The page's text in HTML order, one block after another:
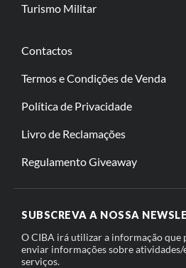
Turismo Militar
Contactos
Termos e Condições de Venda
Política de Privacidade
Livro de Reclamações
Regulamento Giveaway
SUBSCREVA A NOSSA
O CIBA irá utilizar a informação que
enviar informações sobre
serviços.